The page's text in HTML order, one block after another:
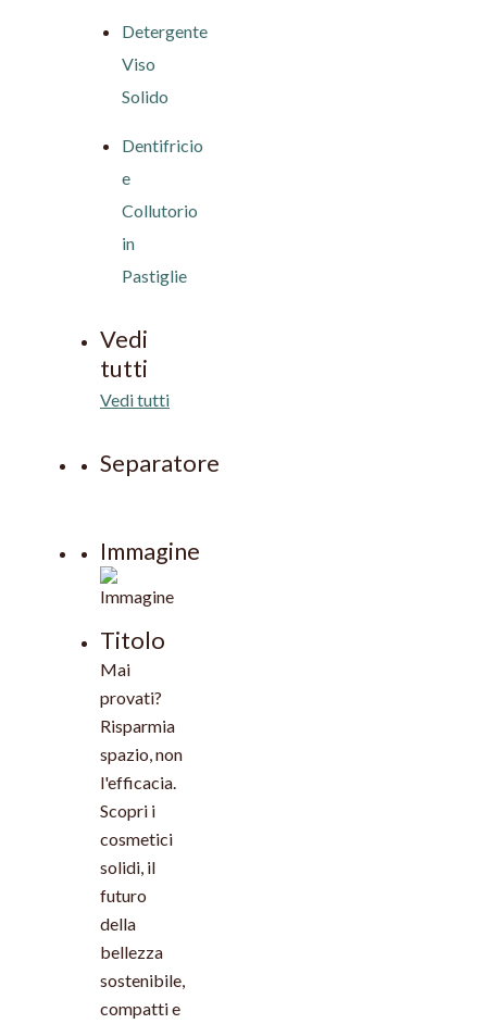
Detergente
Viso
Solido
Dentifricio
e
Collutorio
in
Pastiglie
Vedi
tutti
Vedi tutti
Separatore
Immagine
Titolo
Mai
provati?
Risparmia
spazio, non
l'efficacia.
Scopri i
cosmetici
solidi, il
futuro
della
bellezza
sostenibile,
compatti e